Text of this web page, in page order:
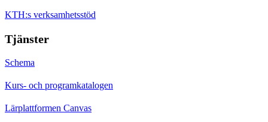
KTH:s verksamhetsstöd
Tjänster
Schema
Kurs- och programkatalogen
Lärplattformen Canvas